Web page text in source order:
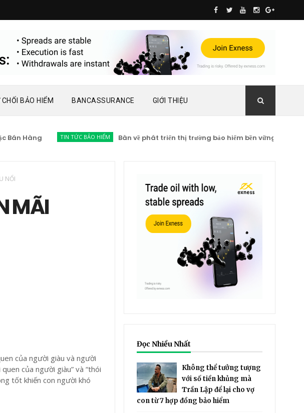
BẢO HIỂM BANCASSURANCE GIỚI THIỆU
Hàng TIN TỨC BẢO HIỂM Bàn về phát triển thị trường bảo hiểm bền vững TIN TỨC
NỔI
MÃI
của người giàu và người
của người giàu” và “thói
tốt khiến con người khó
Đọc Nhiều Nhất
Không thể tưởng tượng
với số tiền khủng mà
Trần Lập để lại cho vợ
con từ 7 hợp đồng bảo hiểm